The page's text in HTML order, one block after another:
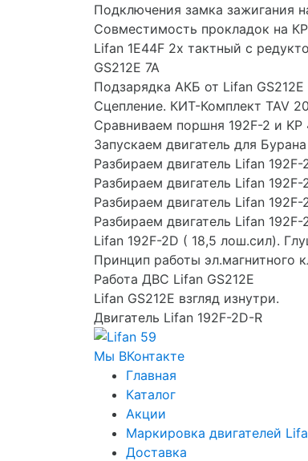
Подключения замка зажигания
Совместимость прокладок на
Lifan 1E44F 2х тактный с
GS212E 7A
Подзарядка АКБ от Lifan GS212E
Сцепление. КИТ-Комплект TAV
Сравниваем поршня 192F-2 и KP
Запускаем двигатель для Бурана
Разбираем двигатель Lifan
Разбираем двигатель Lifan
Разбираем двигатель Lifan
Разбираем двигатель Lifan
Lifan 192F-2D ( 18,5 лош.сил).
Принцип работы эл.магнитного
Работа ДВС Lifan GS212E
Lifan GS212E взгляд изнутри.
Двигатель Lifan 192F-2D-R
Мы ВКонтакте
Главная
Каталог
Акции
Маркировка двигателей
Доставка